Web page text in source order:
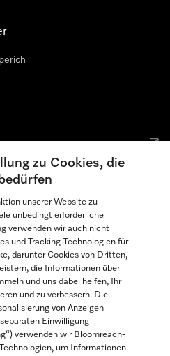
zu Cookies, die
unserer Website zu
unbedingt erforderliche
verwenden wir auch nicht
und Tracking-Technologien für
darunter Cookies von Dritten,
die Informationen über
und uns dabei helfen, Ihr
und zu verbessern. Die
von Anzeigen
Einwilligung
verwenden wir Bloomreach-
um Informationen